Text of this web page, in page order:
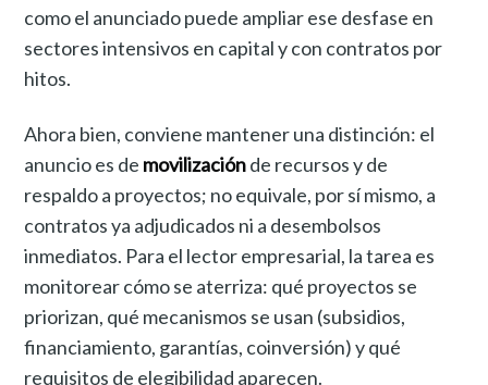
como el anunciado puede ampliar ese desfase en
sectores intensivos en capital y con contratos por
hitos.
Ahora bien, conviene mantener una distinción: el
anuncio es de movilizaciónde recursos y de
respaldo a proyectos; no equivale, por sí mismo, a
contratos ya adjudicados ni a desembolsos
inmediatos. Para el lector empresarial, la tarea es
monitorear cómo se aterriza: qué proyectos se
priorizan, qué mecanismos se usan (subsidios,
financiamiento, garantías, coinversión) y qué
requisitos de elegibilidad aparecen.